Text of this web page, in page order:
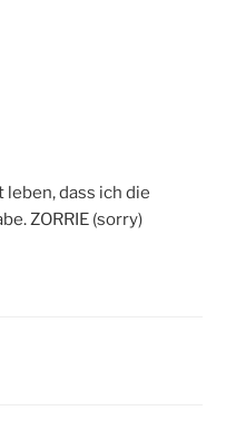
dass ich die
ZORRIE (sorry)